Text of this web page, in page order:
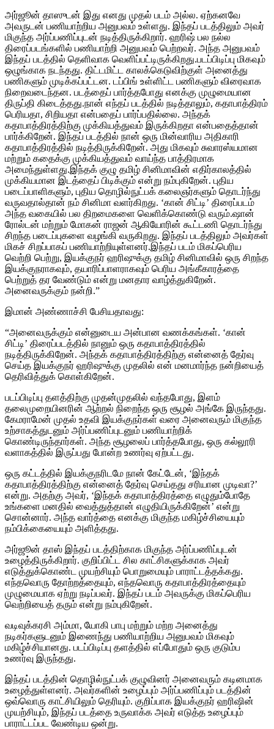
அர்ஜூன் தாஸுடன் இது எனது முதல் படம் அல்ல. ஏற்கனவே
அவருடன் பணியாற்றிய அனுபவம் உள்ளது. இந்தப் படத்திலும் அவர்
மிகுந்த அர்ப்பணிப்புடன் நடித்திருக்கிறார். ஹரிஷ் பல நல்ல
திரைப்படங்களில் பணியாற்றி அனுபவம் பெற்றவர். அந்த அனுபவம்
இந்தப் படத்தில் தெளிவாக வெளிப்பட்டிருக்கிறது.படப்பிடிப்பு மிகவும்
ஒழுங்காக நடந்தது. திட்டமிட்ட காலக்கெடுவிற்குள் அனைத்து
பணிகளும் முடிக்கப்பட்டன. டப்பிங் உள்ளிட்ட பணிகளும் விரைவாக
நிறைவடைந்தன. படத்தைப் பார்த்தபோது எனக்கு முழுமையான
திருப்தி கிடைத்தது.நான் எந்தப் படத்தில் நடித்தாலும், கதாபாத்திரம்
பெரியதா, சிறியதா என்பதைப் பார்ப்பதில்லை. அந்தக்
கதாபாத்திரத்திற்கு முக்கியத்துவம் இருக்கிறதா என்பதைத்தான்
பார்க்கிறேன். இந்தப் படத்தில் நான் ஒரு மின்வாரிய அதிகாரி
கதாபாத்திரத்தில் நடித்திருக்கிறேன். அது மிகவும் சுவாரஸ்யமான
மற்றும் கதைக்கு முக்கியத்துவம் வாய்ந்த பாத்திரமாக
அமைந்துள்ளது.இந்தக் குழு தமிழ் சினிமாவின் எதிர்காலத்தில்
முக்கியமான இடத்தைப் பிடிக்கும் என்று நம்புகிறேன். புதிய
படைப்பாளிகளும், புதிய தொழில்நுட்பக் கலைஞர்களும் தொடர்ந்து
வருவதால்தான் நம் சினிமா வளர்கிறது. ‘கான் சிட்டி’ திரைப்படம்
அந்த வகையில் பல திறமைகளை வெளிக்கொண்டு வரும்.ஷான்
ரோல்டன் மற்றும் மோகன் ராஜன் ஆகியோரின் கூட்டணி தொடர்ந்து
சிறந்த படைப்புகளை வழங்கி வருகிறது. இந்தப் படத்திலும் அவர்கள்
மிகச் சிறப்பாகப் பணியாற்றியுள்ளனர்.இந்தப் படம் மிகப்பெரிய
வெற்றி பெற்று, இயக்குநர் ஹரிஷுக்கு தமிழ் சினிமாவில் ஒரு சிறந்த
இயக்குநராகவும், தயாரிப்பாளராகவும் பெரிய அங்கீகாரத்தை
பெற்றுத் தர வேண்டும் என்று மனதார வாழ்த்துகிறேன்.
அனைவருக்கும் நன்றி.”
இமான் அண்ணாச்சி பேசியதாவது:
“அனைவருக்கும் என்னுடைய அன்பான வணக்கங்கள். ‘கான்
சிட்டி’ திரைப்படத்தில் நானும் ஒரு கதாபாத்திரத்தில்
நடித்திருக்கிறேன். அந்தக் கதாபாத்திரத்திற்கு என்னைத் தேர்வு
செய்த இயக்குநர் ஹரிஷுக்கு முதலில் என் மனமார்ந்த நன்றியைத்
தெரிவித்துக் கொள்கிறேன்.
படப்பிடிப்பு தளத்திற்கு முதன்முதலில் வந்தபோது, இளம்
தலைமுறையினரின் ஆற்றல் நிறைந்த ஒரு சூழல் அங்கே இருந்தது.
கேமராமேன் முதல் உதவி இயக்குநர்கள் வரை அனைவரும் மிகுந்த
உற்சாகத்துடனும் அர்ப்பணிப்புடனும் பணியாற்றிக்
கொண்டிருந்தார்கள். அந்த சூழலைப் பார்த்தபோது, ஒரு கல்லூரி
வளாகத்தில் இருப்பது போன்ற உணர்வு ஏற்பட்டது.
ஒரு கட்டத்தில் இயக்குநரிடமே நான் கேட்டேன், ‘இந்தக்
கதாபாத்திரத்திற்கு என்னைத் தேர்வு செய்தது சரியான முடிவா?’
என்று. அதற்கு அவர், ‘இந்தக் கதாபாத்திரத்தை எழுதும்போதே
உங்களை மனதில் வைத்துத்தான் எழுதியிருக்கிறேன்’ என்று
சொன்னார். அந்த வார்த்தை எனக்கு மிகுந்த மகிழ்ச்சியையும்
நம்பிக்கையையும் அளித்தது.
அர்ஜூன் தாஸ் இந்தப் படத்திற்காக மிகுந்த அர்ப்பணிப்புடன்
உழைத்திருக்கிறார். குறிப்பிட்ட சில காட்சிகளுக்காக அவர்
எடுத்துக்கொண்ட முயற்சியும் பொறுமையும் பாராட்டத்தக்கது.
எந்தவொரு தோற்றத்தையும், எந்தவொரு கதாபாத்திரத்தையும்
முழுமையாக ஏற்று நடிப்பவர். இந்தப் படம் அவருக்கு மிகப்பெரிய
வெற்றியைத் தரும் என்று நம்புகிறேன்.
வடிவுக்கரசி அம்மா, யோகி பாபு மற்றும் மற்ற அனைத்து
நடிகர்களுடனும் இணைந்து பணியாற்றிய அனுபவம் மிகவும்
மகிழ்ச்சியானது. படப்பிடிப்பு தளத்தில் எப்போதும் ஒரு குடும்ப
உணர்வு இருந்தது.
இந்தப் படத்தின் தொழில்நுட்பக் குழுவினர் அனைவரும் கடினமாக
உழைத்துள்ளனர். அவர்களின் உழைப்பும் அர்ப்பணிப்பும் படத்தின்
ஒவ்வொரு காட்சியிலும் தெரியும். குறிப்பாக இயக்குநர் ஹரிஷின்
முயற்சியும், இந்தப் படத்தை உருவாக்க அவர் எடுத்த உழைப்பும்
பாராட்டப்பட வேண்டிய ஒன்று.